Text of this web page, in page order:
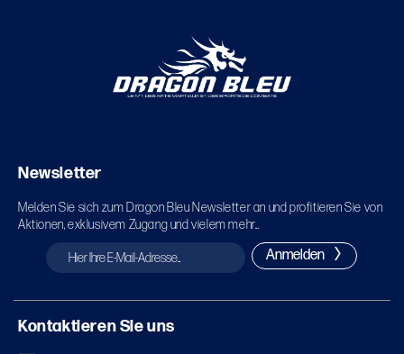
Newsletter
Melden Sie sich zum Dragon Bleu Newsletter an und profitieren Sie von
Aktionen, exklusivem Zugang und vielem mehr...
Anmelden
Kontaktieren Sie uns